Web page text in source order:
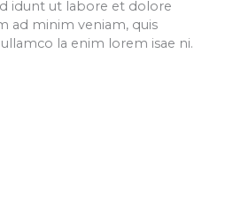
idunt ut labore et dolore
ad minim veniam, quis
la enim lorem isae ni.